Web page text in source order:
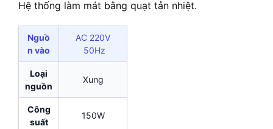
Hệ thống làm mát bằng quạt tản nhiệt.
Nguồ
n vào
AC 220V
50Hz
Loại
nguồn
Xung
Công
suất
150W